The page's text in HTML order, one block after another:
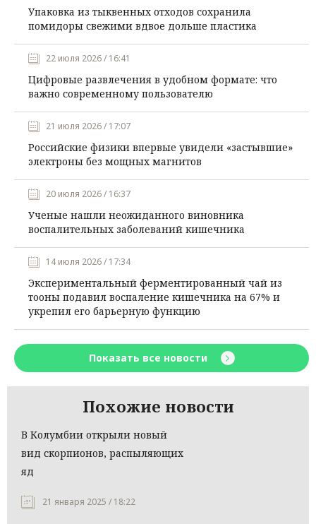
Упаковка из тыквенных отходов сохранила
помидоры свежими вдвое дольше пластика
22 июля 2026 / 16:41
Цифровые развлечения в удобном формате: что
важно современному пользователю
21 июля 2026 / 17:07
Российские физики впервые увидели «застывшие»
электроны без мощных магнитов
20 июля 2026 / 16:37
Ученые нашли неожиданного виновника
воспалительных заболеваний кишечника
14 июля 2026 / 17:34
Экспериментальный ферментированный чай из
тооны подавил воспаление кишечника на 67% и
укрепил его барьерную функцию
Показать все новости
Похожие новости
В Колумбии открыли новый
вид скорпионов, распыляющих
яд
21 января 2025 / 18:22